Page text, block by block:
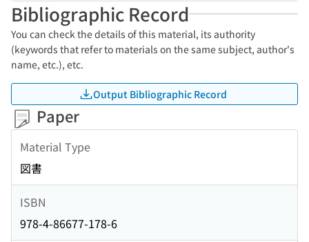
Bibliographic Record
You can check the details of this material, its authority
(keywords that refer to materials on the same subject, author's
name, etc.), etc.
Output Bibliographic Record
Paper
Material Type
図書
ISBN
978-4-86677-178-6